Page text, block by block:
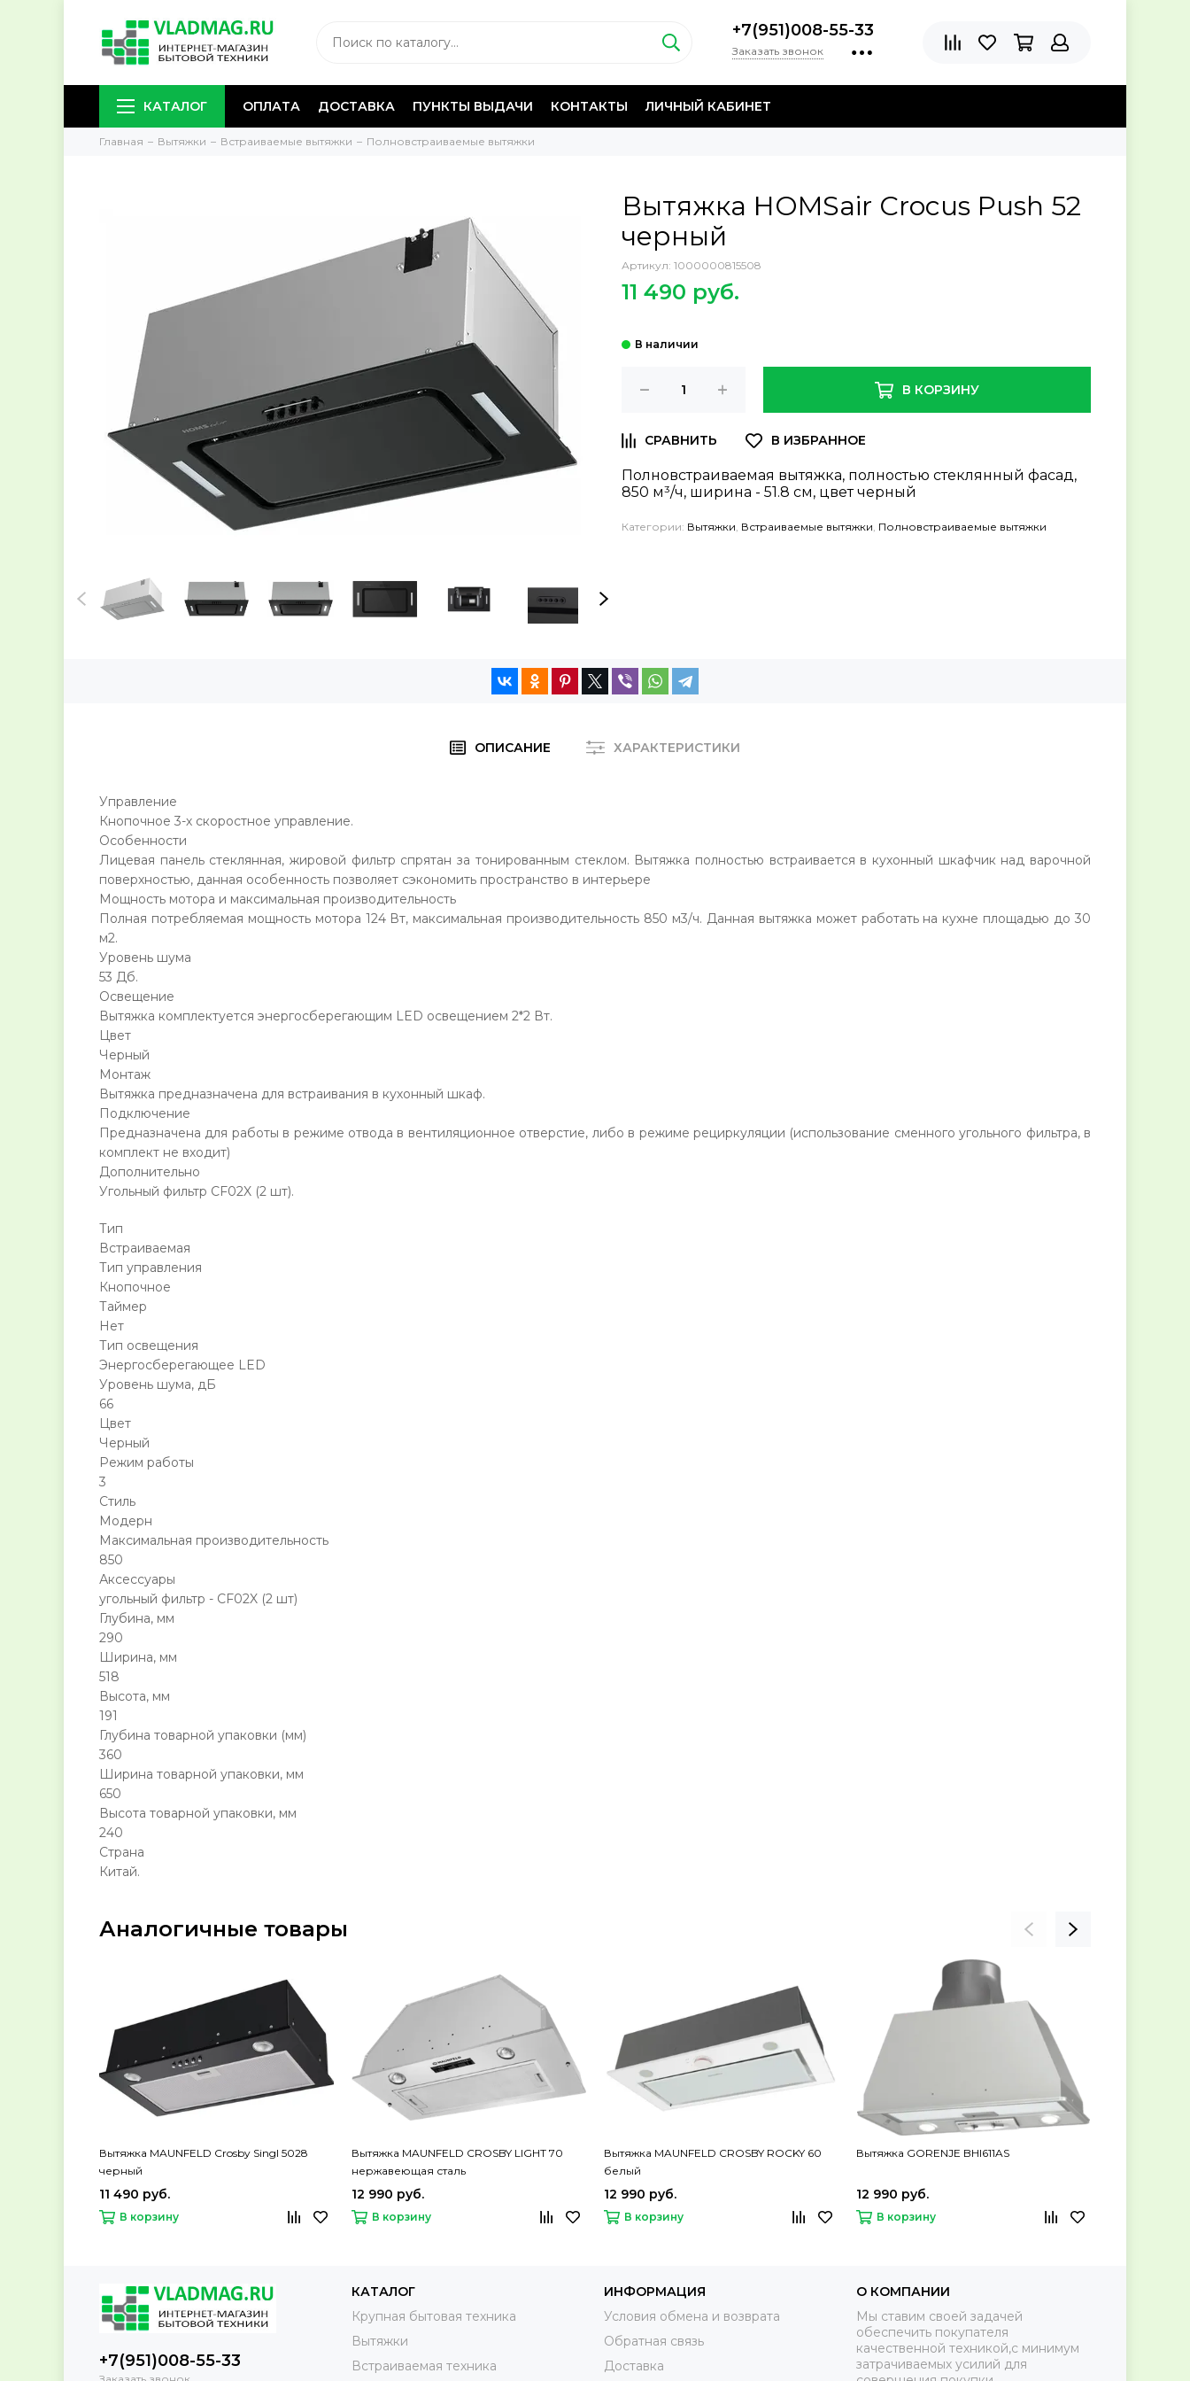
+7(951)008-55-33
Заказать звонок
КАТАЛОГ ОПЛАТА ДОСТАВКА ПУНКТЫ ВЫДАЧИ КОНТАКТЫ ЛИЧНЫЙ КАБИНЕТ
Главная Вытяжки Встраиваемые вытяжки Полновстраиваемые вытяжки
Вытяжка HOMSair Crocus Push 52
черный
Артикул: 1000000815508
11 490 руб.
В КОРЗИНУ
Полновстраиваемая вытяжка, полностью стеклянный фасад,
850 м³/ч, ширина - 51.8 см, цвет черный
Категории: Вытяжки, Встраиваемые вытяжки, Полновстраиваемые вытяжки
ОПИСАНИЕ ХАРАКТЕРИСТИКИ
Управление
Кнопочное 3-х скоростное управление.
Особенности
Лицевая панель стеклянная, жировой фильтр спрятан за тонированным стеклом. Вытяжка полностью встраивается в кухонный шкафчик над варочной
поверхностью, данная особенность позволяет сэкономить пространство в интерьере
Мощность мотора и максимальная производительность
Полная потребляемая мощность мотора 124 Вт, максимальная производительность 850 м3/ч. Данная вытяжка может работать на кухне площадью до 30
м2.
Уровень шума
53 Дб.
Освещение
Вытяжка комплектуется энергосберегающим LED освещением 2*2 Вт.
Цвет
Черный
Монтаж
Вытяжка предназначена для встраивания в кухонный шкаф.
Подключение
Предназначена для работы в режиме отвода в вентиляционное отверстие, либо в режиме рециркуляции (использование сменного угольного фильтра, в
комплект не входит)
Дополнительно
Угольный фильтр CF02X (2 шт).
Тип
Встраиваемая
Тип управления
Кнопочное
Таймер
Нет
Тип освещения
Энергосберегающее LED
Уровень шума, дБ
66
Цвет
Черный
Режим работы
3
Стиль
Модерн
Максимальная производительность
850
Аксессуары
угольный фильтр - CF02X (2 шт)
Глубина, мм
290
Ширина, мм
518
Высота, мм
191
Глубина товарной упаковки (мм)
360
Ширина товарной упаковки, мм
650
Высота товарной упаковки, мм
240
Страна
Китай.
Аналогичные товары
Вытяжка MAUNFELD Crosby Singl 5028
черный
11 490 руб.
В корзину
Вытяжка MAUNFELD CROSBY LIGHT 70
нержавеющая сталь
12 990 руб.
В корзину
Вытяжка MAUNFELD CROSBY ROCKY 60
белый
12 990 руб.
В корзину
Вытяжка GORENJE BHI611AS
12 990 руб.
В корзину
+7(951)008-55-33
Заказать звонок
КАТАЛОГ
Крупная бытовая техника
Вытяжки
Встраиваемая техника
ИНФОРМАЦИЯ
Условия обмена и возврата
Обратная связь
Доставка
О КОМПАНИИ
Мы ставим своей задачей
обеспечить покупателя
качественной техникой,с минимум
затрачиваемых усилий для